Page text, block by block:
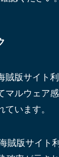
賊版サイト
マルウェア
います。
賊版サイト